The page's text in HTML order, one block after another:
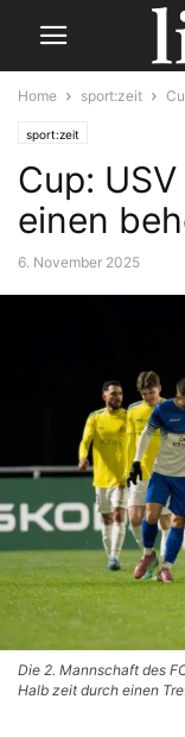
Home sport:zeit
sport:zeit
Cup:
einen
6. November 2025
Die 2. Mannschaft des
Halb zeit durch einen